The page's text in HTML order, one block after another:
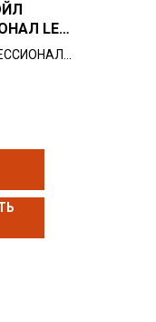
LE
числе
всех
для
E4, E7,